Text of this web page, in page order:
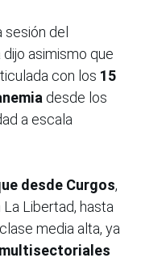
del
dijo asimismo que
con los 15
desde los
a escala
desde Curgos,
Libertad, hasta
media alta, ya